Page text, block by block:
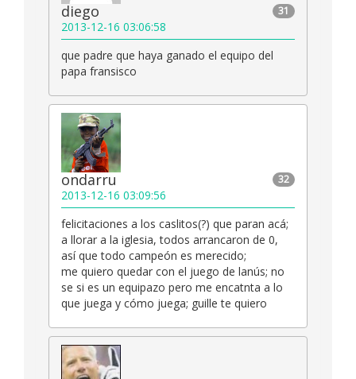
31
diego
2013-12-16 03:06:58
que padre que haya ganado el equipo del
papa fransisco
32
ondarru
2013-12-16 03:09:56
felicitaciones a los caslitos(?) que paran acá;
a llorar a la iglesia, todos arrancaron de 0,
así que todo campeón es merecido;
me quiero quedar con el juego de lanús; no
se si es un equipazo pero me encatnta a lo
que juega y cómo juega; guille te quiero